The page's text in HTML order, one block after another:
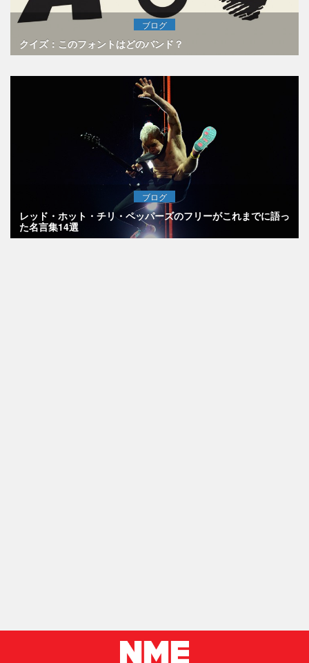
ブログ
クイズ：このフォントはどのバンド？
ブログ
レッド・ホット・チリ・ペッパーズのフリーがこれまでに語っ
た名言集14選